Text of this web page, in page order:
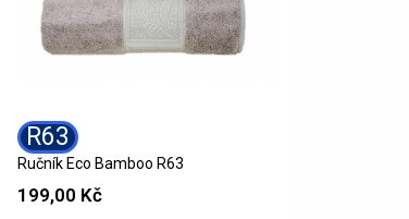
R63
Ručník Eco Bamboo R63
199,00 Kč